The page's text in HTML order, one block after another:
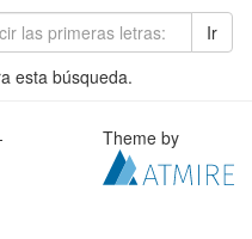
Ir
esta búsqueda.
Theme by